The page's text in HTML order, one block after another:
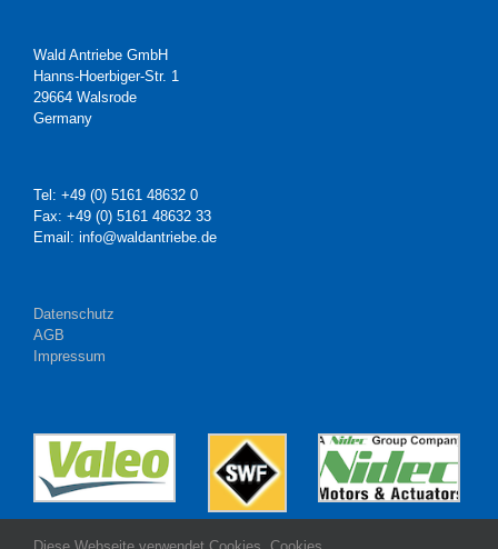
Wald Antriebe GmbH
Hanns-Hoerbiger-Str. 1
29664 Walsrode
Germany
Tel: +49 (0) 5161 48632 0
Fax: +49 (0) 5161 48632 33
Email: info@waldantriebe.de
Datenschutz
AGB
Impressum